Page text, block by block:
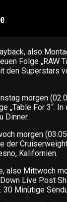
also
Folge „RAW
Superstars
morgen
„Table For 3“.
Dinner.
morgen
der
Kalifornien.
also Mittwoch
Live Post
30 Minütige